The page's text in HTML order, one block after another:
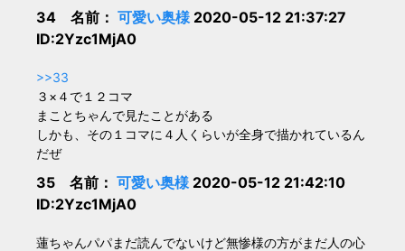
34 名前： 可愛い奥様2020-05-12 21:37:27
ID:2Yzc1MjA0
>>33
３×４で１２コマ
まことちゃんで見たことがある
しかも、その１コマに４人くらいが全身で描かれているん
だぜ
35 名前： 可愛い奥様2020-05-12 21:42:10
ID:2Yzc1MjA0
蓮ちゃんパパまだ読んでないけど無惨様の方がまだ人の心